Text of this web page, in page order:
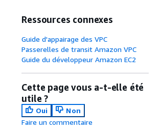
Ressources connexes
Guide d'appairage des VPC
Passerelles de transit Amazon VPC
Guide du développeur Amazon EC2
Cette page vous a-t-elle été
utile ?
Oui
Non
Faire un commentaire